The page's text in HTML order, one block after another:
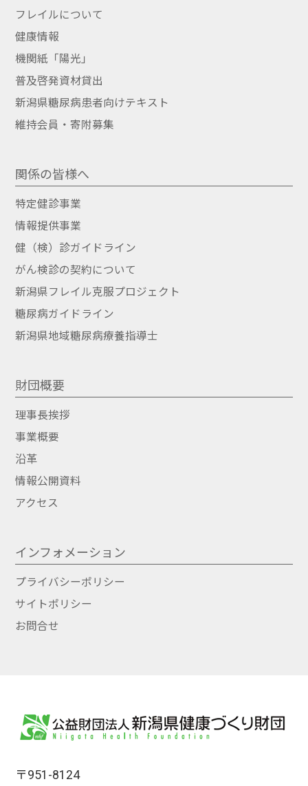
フレイルについて
健康情報
機関紙「陽光」
普及啓発資材貸出
新潟県糖尿病患者向けテキスト
維持会員・寄附募集
関係の皆様へ
特定健診事業
情報提供事業
健（検）診ガイドライン
がん検診の契約について
新潟県フレイル克服プロジェクト
糖尿病ガイドライン
新潟県地域糖尿病療養指導士
財団概要
理事長挨拶
事業概要
沿革
情報公開資料
アクセス
インフォメーション
プライバシーポリシー
サイトポリシー
お問合せ
〒951-8124